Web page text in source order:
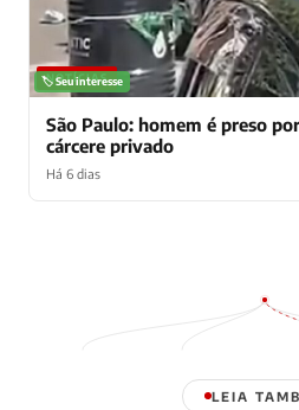
NOTÍCIAS
🏷️ Seu interesse
São Paulo: homem é preso
cárcere privado
Há 6 dias
LEIA